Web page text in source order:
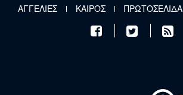
Παράκαμψη προς το κυρίως περιεχόμενο
ΑΓΓΕΛΙΕΣ ΚΑΙΡΟΣ ΠΡΩΤΟΣΕΛΙΔΑ